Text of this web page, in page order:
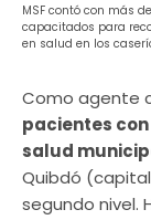
MSF contó con más
capacitados para
en salud en los
Como agente
pacientes
salud
Quibdó
segundo nivel.